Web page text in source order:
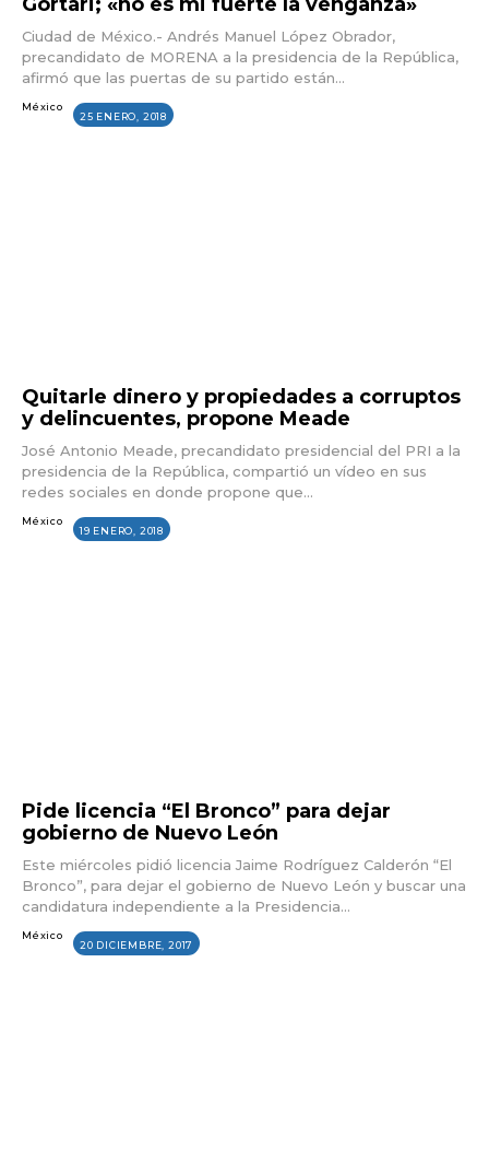
Ciudad de México.- Andrés Manuel López Obrador,
precandidato de MORENA a la presidencia de la República,
afirmó que las puertas de su partido están...
México
25 ENERO, 2018
Quitarle dinero y propiedades a corruptos
y delincuentes, propone Meade
José Antonio Meade, precandidato presidencial del PRI a la
presidencia de la República, compartió un vídeo en sus
redes sociales en donde propone que...
México
19 ENERO, 2018
Pide licencia “El Bronco” para dejar
gobierno de Nuevo León
Este miércoles pidió licencia Jaime Rodríguez Calderón “El
Bronco”, para dejar el gobierno de Nuevo León y buscar una
candidatura independiente a la Presidencia...
México
20 DICIEMBRE, 2017